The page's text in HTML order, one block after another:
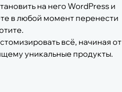
на него WordPress и
в любой момент перенести
всё, начиная от
уникальные продукты.